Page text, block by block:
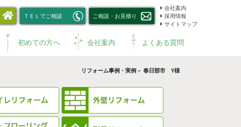
ＴＥＬでご相談 ご相談・お見積り
会社案内
採用情報
サイトマップ
初めての方へ 会社案内 よくある質問
リフォーム事例・実例－ 春日部市 Y様